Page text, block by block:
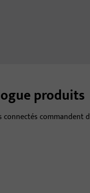
produits
connectés commandent